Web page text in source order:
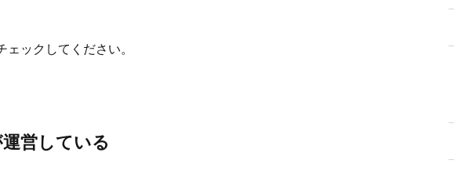
ックしてください。
営している